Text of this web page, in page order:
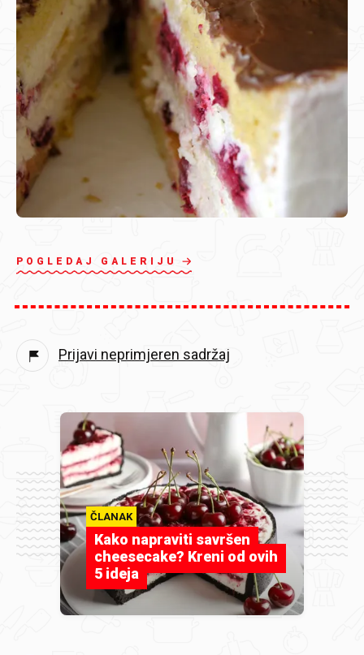
POGLEDAJ GALERIJU
Prijavi neprimjeren sadržaj
ČLANAK
Kako napraviti savršen
cheesecake? Kreni od ovih
5 ideja